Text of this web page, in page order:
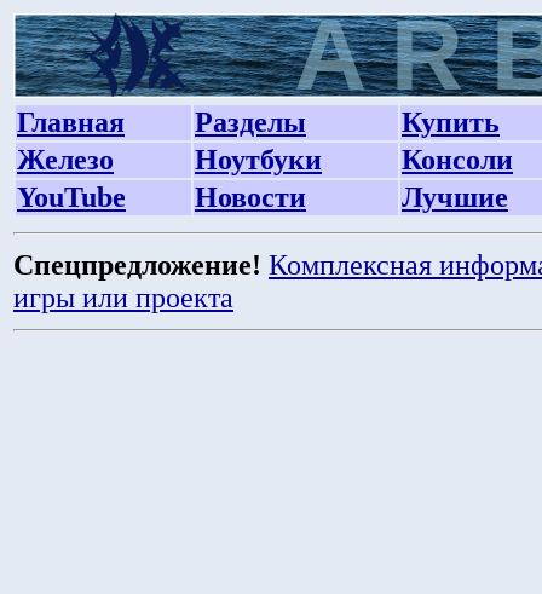
Главная Разделы
Купить
Железо
Ноутбуки
Консоли
YouTube
Новости Лучшие
Спецпредложение! Комплексная
игры или проекта